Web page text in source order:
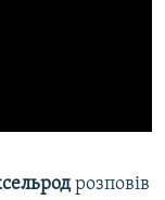
розповів